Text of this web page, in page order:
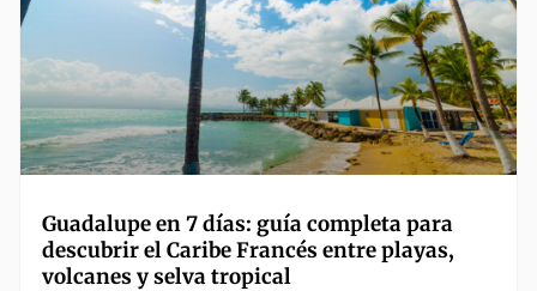
Guadalupe en 7 días: guía completa para
descubrir el Caribe Francés entre playas,
volcanes y selva tropical